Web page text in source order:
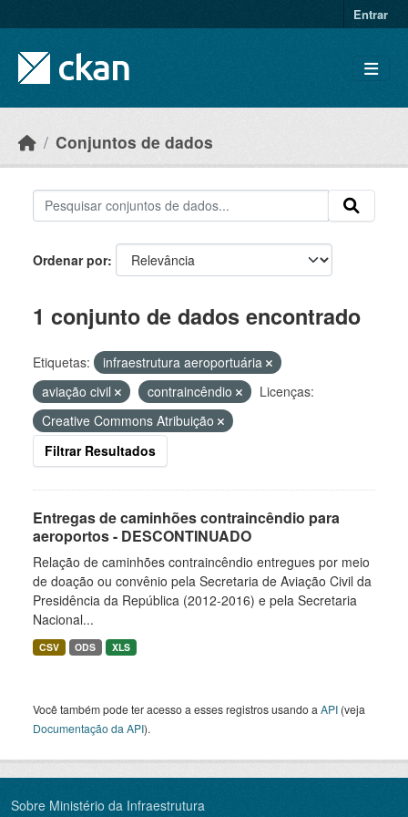
Entrar
Conjuntos de dados
Ordenar por
1 conjunto de dados encontrado
Etiquetas:
infraestrutura aeroportuária
aviação civil
contraincêndio
Licenças:
Creative Commons Atribuição
Filtrar Resultados
Entregas de caminhões contraincêndio para
aeroportos - DESCONTINUADO
Relação de caminhões contraincêndio entregues por meio
de doação ou convênio pela Secretaria de Aviação Civil da
Presidência da República (2012-2016) e pela Secretaria
Nacional...
CSV ODS XLS
Você também pode ter acesso a esses registros usando a API (veja
Documentação da API).
Sobre Ministério da Infraestrutura